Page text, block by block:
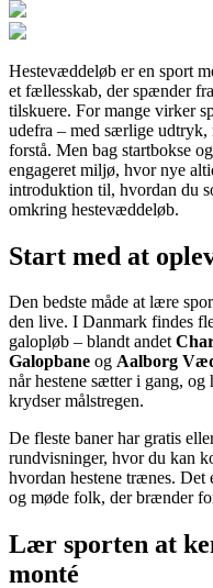
Hestevæddeløb er en sport
et fællesskab, der spænder
tilskuere. For mange virker
udefra – med særlige udtryk,
forstå. Men bag startbokse
engageret miljø, hvor nye
introduktion til, hvordan du
omkring hestevæddeløb.
Start med at
Den bedste måde at lære
den live. I Danmark findes
galopløb – blandt andet
Galopbane og Aalborg
når hestene sætter i gang,
krydser målstregen.
De fleste baner har gratis
rundvisninger, hvor du kan
hvordan hestene trænes. Det
og møde folk, der brænder
Lær sporten at
monté